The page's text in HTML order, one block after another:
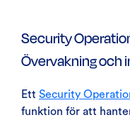
Security
Övervakning och
Ett Security
funktion för att